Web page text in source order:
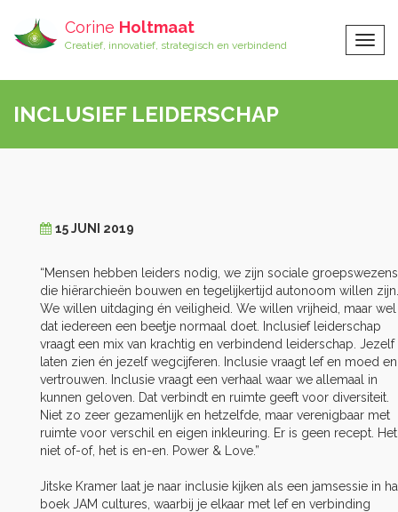
Corine Holtmaat
Creatief, innovatief, strategisch en verbindend
INCLUSIEF LEIDERSCHAP
15 JUNI 2019
“Mensen hebben leiders nodig, we zijn sociale groepswezens
die hiërarchieën bouwen en tegelijkertijd autonoom willen zijn.
We willen uitdaging én veiligheid. We willen vrijheid, maar wel
dat iedereen een beetje normaal doet. Inclusief leiderschap
vraagt een mix van krachtig en verbindend leiderschap. Jezelf
laten zien én jezelf wegcijferen. Inclusie vraagt lef en moed en
vertrouwen. Inclusie vraagt een verhaal waar we allemaal in
kunnen geloven. Dat verbindt en ruimte geeft voor diversiteit.
Niet zo zeer gezamenlijk en hetzelfde, maar verenigbaar met
ruimte voor verschil en eigen inkleuring. Er is geen recept.
niet of-of, het is en-en. Power & Love.”
Jitske Kramer laat je naar inclusie kijken als een jamsessie in
boek JAM cultures, waarbij je elkaar met lef en verbinding